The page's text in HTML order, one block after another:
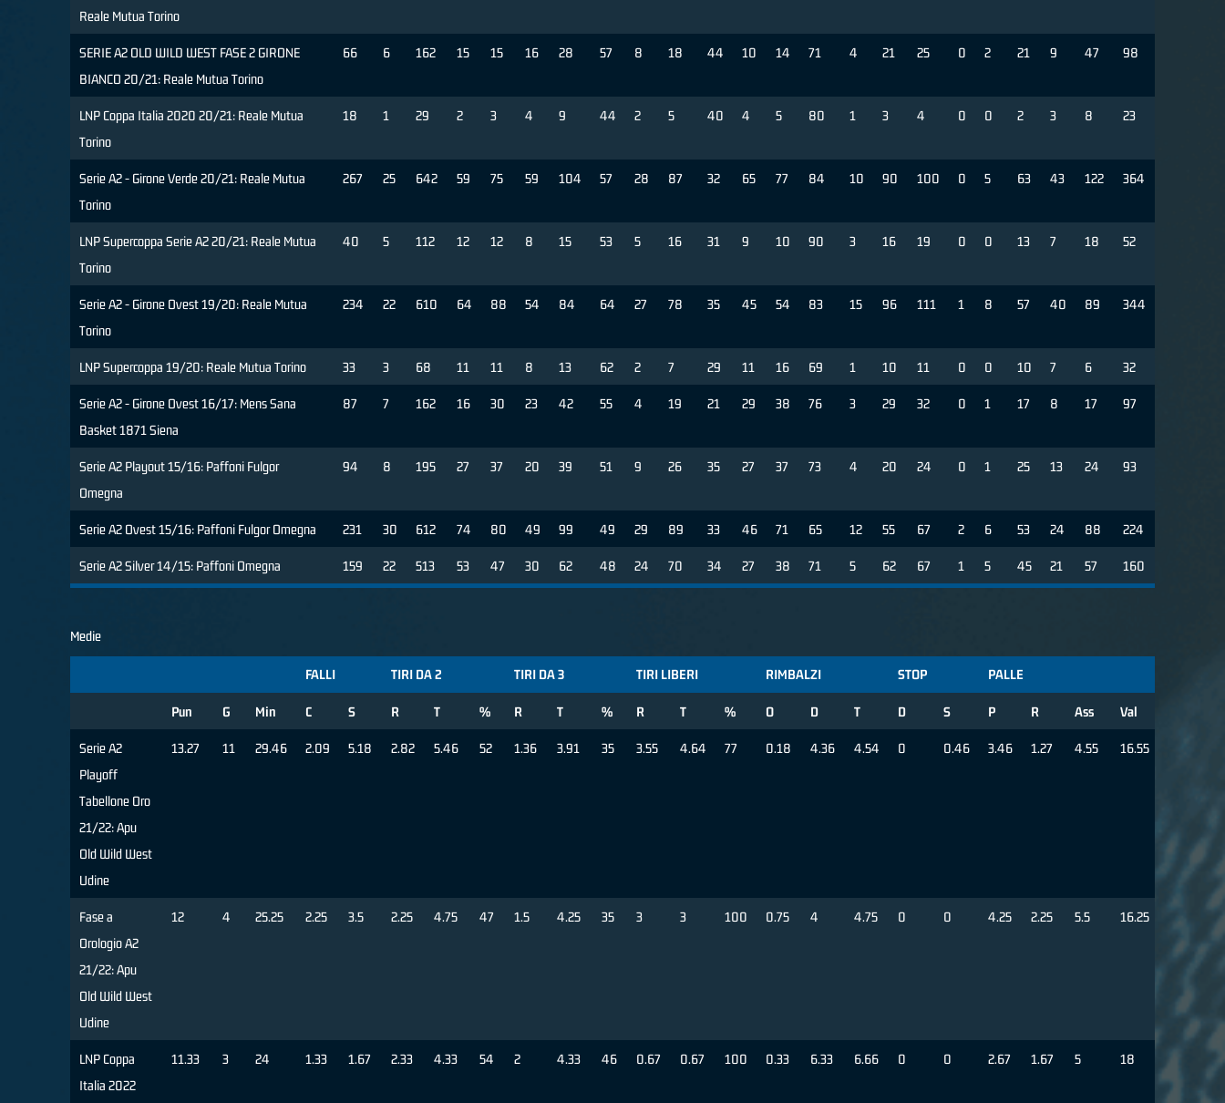
Reale Mutua Torino
SERIE A2 OLD WILD WEST FASE 2 GIRONE
BIANCO 20/21: Reale Mutua Torino
66 6 162 15 15 16 28 57 8 18 44 10 14 71 4 21 25 0 2 21 9 47 98
LNP Coppa Italia 2020 20/21: Reale Mutua
Torino
18 1 29 2 3 4 9 44 2 5 40 4 5 80 1 3 4 0 0 2 3 8 23
Serie A2 - Girone Verde 20/21: Reale Mutua
Torino
267 25 642 59 75 59 104 57 28 87 32 65 77 84 10 90 100 0 5 63 43 122 364
LNP Supercoppa Serie A2 20/21: Reale Mutua
Torino
40 5 112 12 12 8 15 53 5 16 31 9 10 90 3 16 19 0 0 13 7 18 52
Serie A2 - Girone Ovest 19/20: Reale Mutua
Torino
234 22 610 64 88 54 84 64 27 78 35 45 54 83 15 96 111 1 8 57 40 89 344
LNP Supercoppa 19/20: Reale Mutua Torino 33 3 68 11 11 8 13 62 2 7 29 11 16 69 1 10 11 0 0 10 7 6 32
Serie A2 - Girone Ovest 16/17: Mens Sana
Basket 1871 Siena
87 7 162 16 30 23 42 55 4 19 21 29 38 76 3 29 32 0 1 17 8 17 97
Serie A2 Playout 15/16: Paffoni Fulgor
Omegna
94 8 195 27 37 20 39 51 9 26 35 27 37 73 4 20 24 0 1 25 13 24 93
Serie A2 Ovest 15/16: Paffoni Fulgor Omegna 231 30 612 74 80 49 99 49 29 89 33 46 71 65 12 55 67 2 6 53 24 88 224
Serie A2 Silver 14/15: Paffoni Omegna 159 22 513 53 47 30 62 48 24 70 34 27 38 71 5 62 67 1 5 45 21 57 160
Medie
FALLI TIRI DA 2 TIRI DA 3 TIRI LIBERI RIMBALZI STOP PALLE
Pun G Min C S R T % R T % R T % O D T D S P R Ass Val
Serie A2
Playoff
Tabellone Oro
21/22: Apu
Old Wild West
Udine
13.27 11 29.46 2.09 5.18 2.82 5.46 52 1.36 3.91 35 3.55 4.64 77 0.18 4.36 4.54 0 0.46 3.46 1.27 4.55 16.55
Fase a
Orologio A2
21/22: Apu
Old Wild West
Udine
12 4 25.25 2.25 3.5 2.25 4.75 47 1.5 4.25 35 3 3 100 0.75 4 4.75 0 0 4.25 2.25 5.5 16.25
LNP Coppa
Italia 2022
11.33 3 24 1.33 1.67 2.33 4.33 54 2 4.33 46 0.67 0.67 100 0.33 6.33 6.66 0 0 2.67 1.67 5 18